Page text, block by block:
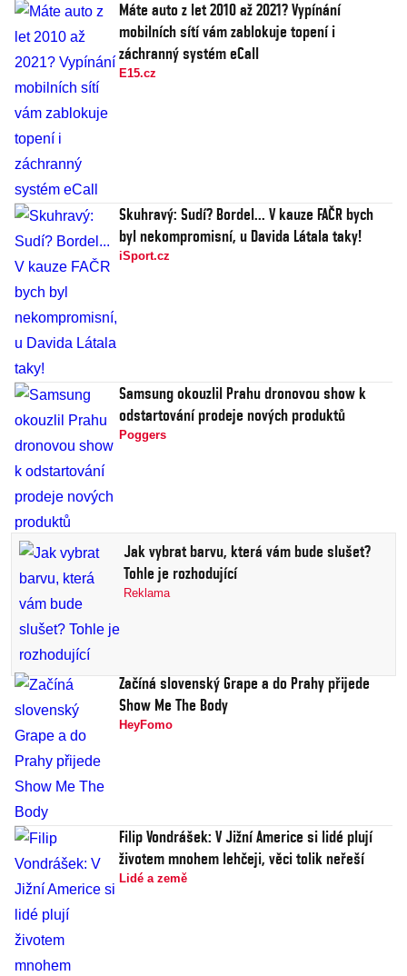
Máte auto z let 2010 až 2021? Vypínání
mobilních sítí vám zablokuje topení i
záchranný systém eCall
E15.cz
Skuhravý: Sudí? Bordel... V kauze FAČR bych
byl nekompromisní, u Davida Látala taky!
iSport.cz
Samsung okouzlil Prahu dronovou show k
odstartování prodeje nových produktů
Poggers
Jak vybrat barvu, která vám bude slušet?
Tohle je rozhodující
Reklama
Začíná slovenský Grape a do Prahy přijede
Show Me The Body
HeyFomo
Filip Vondrášek: V Jižní Americe si lidé plují
životem mnohem lehčeji, věci tolik neřeší
Lidé a země